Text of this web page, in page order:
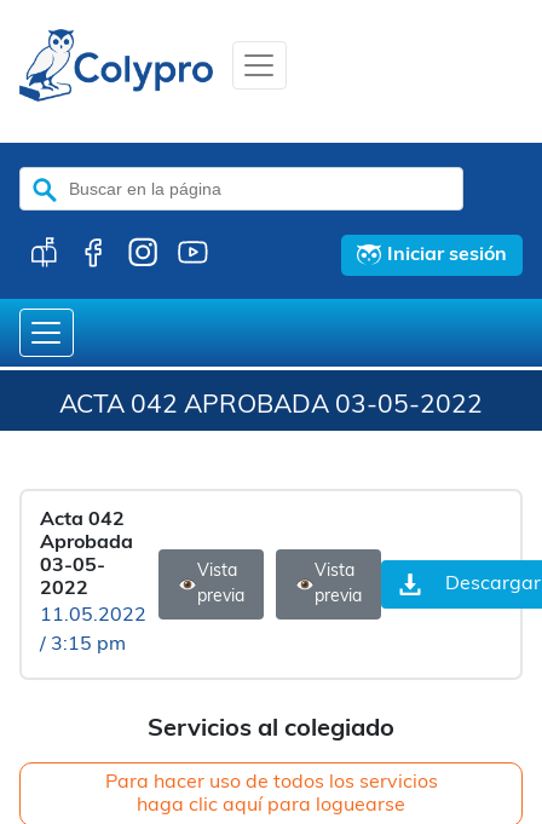
Buscar:
Iniciar sesión
ACTA 042 APROBADA 03-05-2022
Servicios al colegiado
Para hacer uso de todos los servicios
haga clic aquí para loguearse
Acta 042
Aprobada
03-05-
2022
11.05.2022
/ 3:15 pm
Vista
previa
Vista
previa
Descargar